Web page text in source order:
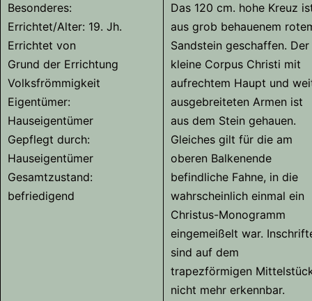
Besonderes:
Errichtet/Alter: 19. Jh.
Errichtet von
Grund der Errichtung
Volksfrömmigkeit
Eigentümer:
Hauseigentümer
Gepflegt durch:
Hauseigentümer
Gesamtzustand:
befriedigend
Das 120 cm. hohe Kreuz
aus grob behauenem
Sandstein geschaffen. Der
kleine Corpus Christi mit
aufrechtem Haupt und
ausgebreiteten Armen ist
aus dem Stein gehauen.
Gleiches gilt für die am
oberen Balkenende
befindliche Fahne, in die
wahrscheinlich einmal ein
Christus-Monogramm
eingemeißelt war.
sind auf dem
trapezförmigen
nicht mehr erkennbar.